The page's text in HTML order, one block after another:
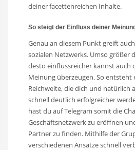
deiner facettenreichen Inhalte.
So steigt der Einfluss deiner
Genau an diesem Punkt greift
sozialen Netzwerks. Umso größer
desto einflussreicher kannst auch
Meinung überzeugen. So entsteht
Reichweite, die dich und natürlich
schnell deutlich erfolgreicher
hast du auf Telegram somit die
Geschäftsnetzwerk zu eröffnen
Partner zu finden. Mithilfe der
verschiedenen Ansätze schnell